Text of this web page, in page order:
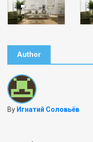
Author
By Игнатий Соловьёв